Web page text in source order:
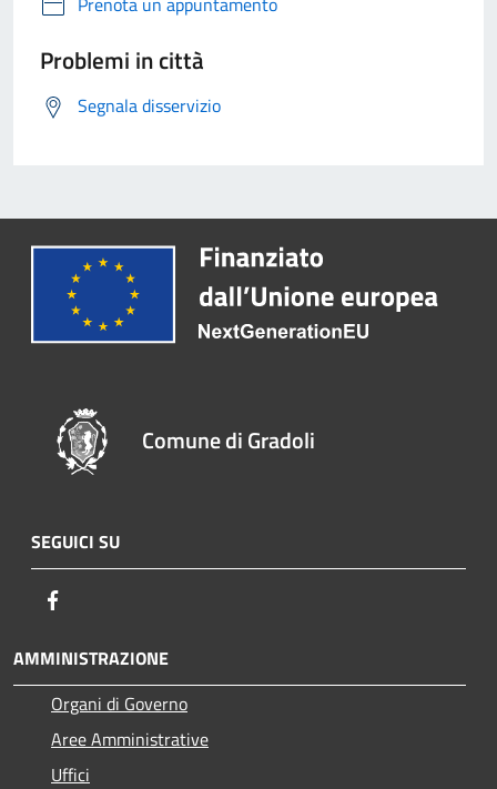
Problemi in città
Segnala disservizio
Comune di Gradoli
SEGUICI SU
AMMINISTRAZIONE
Organi di Governo
Aree Amministrative
Uffici